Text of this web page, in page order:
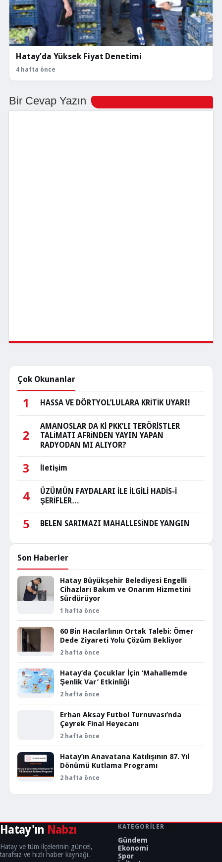
Hatay’da Yüksek Fiyat Denetimi
4 hafta önce
Bir Cevap Yazın
Çok Okunanlar
1 HASSA VE DÖRTYOL’LULARA KRİTİK UYARI!
2
AMANOSLAR DA Kİ PKK’LI TERÖRİSTLER
TALİMATI AFRİNDEN YAYIN YAPAN
RADYODAN MI ALIYOR?
3 İletişim
4
ÜZÜMÜN FAYDALARI İLE İLGİLİ HADİS-İ
ŞERİFLER…
5 BELEN SARIMAZI MAHALLESİNDE YANGIN
Son Haberler
Hatay Büyükşehir Belediyesi Engelli
Cihazları Bakım ve Onarım Hizmetini
Sürdürüyor
1 hafta önce
60 Bin Hacılarlının Ortak Talebi: Ömer
Dede Ziyareti Yolu Çözüm Bekliyor
2 hafta önce
Hatay’da Çocuklar İçin ‘Mahallemde
Şenlik Var’ Etkinliği
2 hafta önce
Erhan Aksay Futbol Turnuvası’nda
Çeyrek Final Heyecanı
2 hafta önce
Hatay’ın Anavatana Katılışının 87. Yıl
Dönümü Kutlama Programı
2 hafta önce
Hatay'ın Nabzı
Hatay ve tüm ilçelerinin güncel,
tarafsız ve hızlı haber kaynağı.
KATEGORILER
Gündem
Ekonomi
Spor